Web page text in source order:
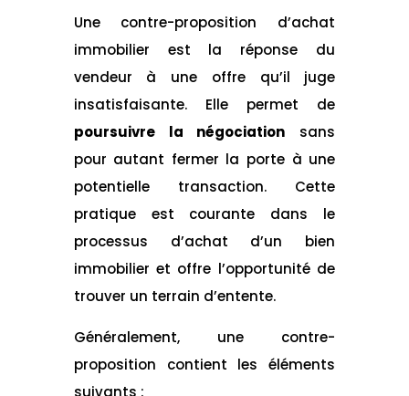
Une contre-proposition d’achat
immobilier est la réponse du
vendeur à une offre qu’il juge
insatisfaisante. Elle permet de
poursuivre la négociation sans
pour autant fermer la porte à une
potentielle transaction. Cette
pratique est courante dans le
processus d’achat d’un bien
immobilier et offre l’opportunité de
trouver un terrain d’entente.
Généralement, une contre-
proposition contient les éléments
suivants :